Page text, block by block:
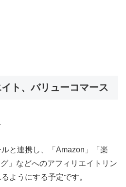
ト、バリューコマース
ルと連携し、「Amazon」「楽
」などへのアフィリエイトリン
ようにする予定です。